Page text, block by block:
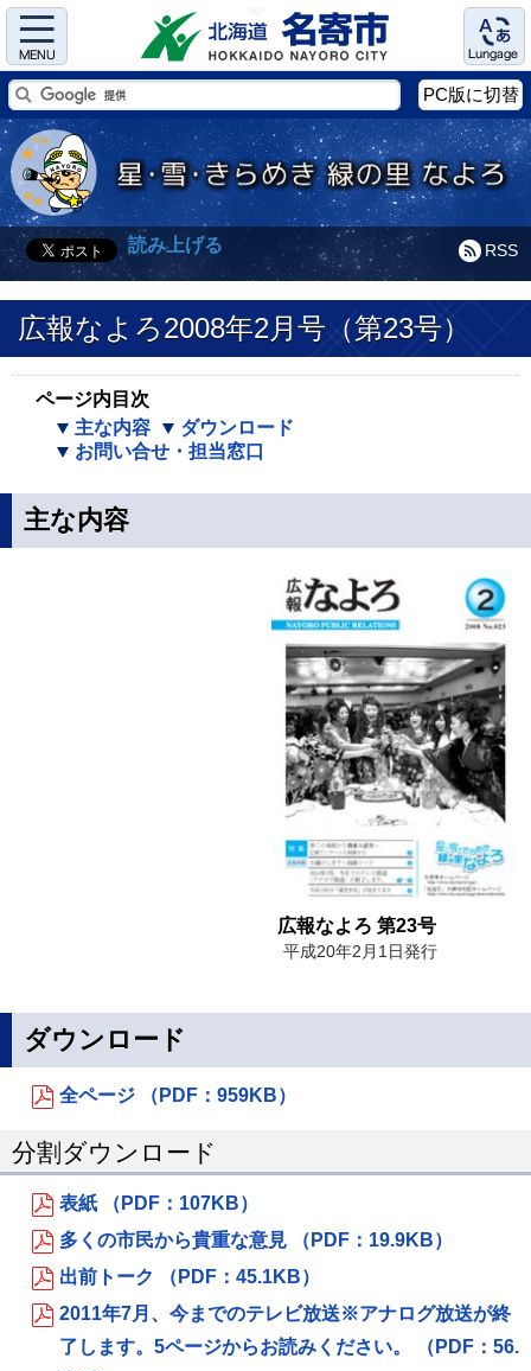
Menu Language
PC版に切替
RSS
読み上げる
広報なよろ2008年2月号（第23号）
ページ内目次
主な内容
ダウンロード
お問い合せ・担当窓口
主な内容
広報なよろ 第23号
平成20年2月1日発行
ダウンロード
全ページ （PDF：959KB）
分割ダウンロード
表紙 （PDF：107KB）
多くの市民から貴重な意見 （PDF：19.9KB）
出前トーク （PDF：45.1KB）
2011年7月、今までのテレビ放送※アナログ放送が終
了します。5ページからお読みください。 （PDF：56.